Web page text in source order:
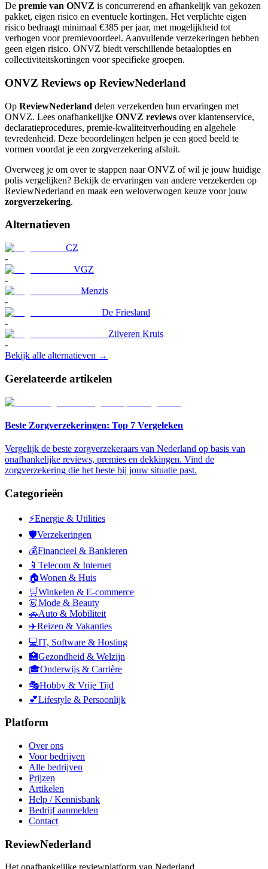
De premie van ONVZ is concurrerend en afhankelijk van gekozen
pakket, eigen risico en eventuele kortingen. Het verplichte eigen
risico bedraagt minimaal €385 per jaar, met mogelijkheid tot
verhogen voor premievoordeel. Aanvullende verzekeringen hebben
geen eigen risico. ONVZ biedt verschillende betaalopties en
collectiviteitskortingen voor specifieke groepen.
ONVZ Reviews op ReviewNederland
Op ReviewNederland delen verzekerden hun ervaringen met
ONVZ. Lees onafhankelijke ONVZ reviews over klantenservice,
declaratieprocedures, premie-kwaliteitverhouding en algehele
tevredenheid. Deze beoordelingen helpen je een goed beeld te
vormen voordat je een zorgverzekering afsluit.
Overweeg je om over te stappen naar ONVZ of wil je jouw huidige
polis vergelijken? Bekijk de ervaringen van andere verzekerden op
ReviewNederland en maak een weloverwogen keuze voor jouw
zorgverzekering.
Alternatieven
CZ
-
VGZ
-
Menzis
-
De Friesland
-
Zilveren Kruis
-
Bekijk alle alternatieven →
Gerelateerde artikelen
Beste Zorgverzekeringen: Top 7 Vergeleken
Vergelijk de beste zorgverzekeraars van Nederland op basis van
onafhankelijke reviews, premies en dekkingen. Vind de
zorgverzekering die het beste bij jouw situatie past.
Categorieën
⚡Energie & Utilities
🛡️Verzekeringen
💰Financieel & Bankieren
📱 Telecom & Internet
🏠Wonen & Huis
🛒Winkelen & E-commerce
👗Mode & Beauty
🚗Auto & Mobiliteit
✈️Reizen & Vakanties
💻IT, Software & Hosting
🏥Gezondheid & Welzijn
🎓Onderwijs & Carrière
🎭Hobby & Vrije Tijd
💕Lifestyle & Persoonlijk
Platform
Over ons
Voor bedrijven
Alle bedrijven
Prijzen
Artikelen
Help / Kennisbank
Bedrijf aanmelden
Contact
ReviewNederland